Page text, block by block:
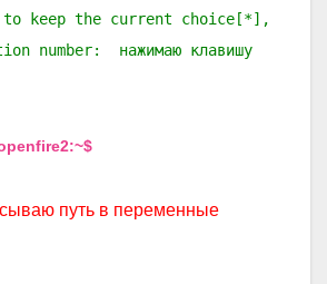
to keep the current choice[*],
number: нажимаю клавишу
путь в переменные